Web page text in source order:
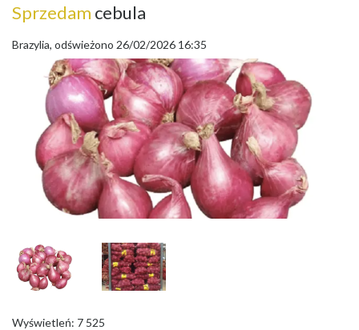
Sprzedam cebula
Brazylia, odświeżono 26/02/2026 16:35
Wyświetleń: 7 525